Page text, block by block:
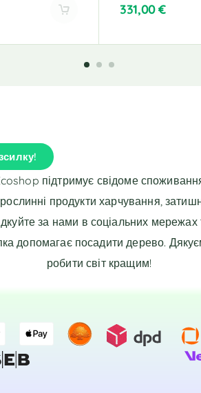
331,00€
підтримує свідоме
продукти харчування,
за нами в соціальних мережах
допомагає посадити дерево.
робити світ кращим!